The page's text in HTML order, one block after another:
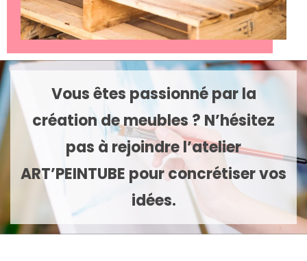
Vous êtes passionné par la
création de meubles ? N’hésitez
pas à rejoindre l’atelier
ART’PEINTUBE pour concrétiser vos
idées.